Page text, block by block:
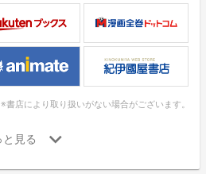
※書店により取り扱いがない場合がございます。